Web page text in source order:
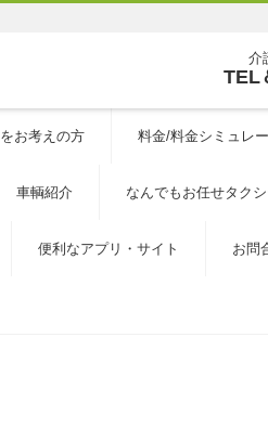
介
TEL
お考えの方 料金/料金シミュレ
車輌紹介 なんでもお任せタク
便利なアプリ・サイト お問